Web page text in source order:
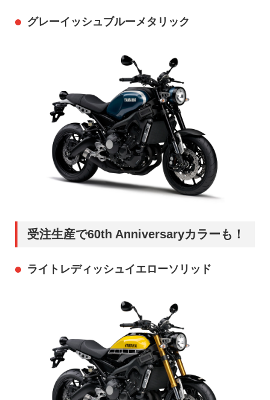
グレーイッシュブルーメタリック
受注生産で60th Anniversaryカラーも！
ライトレディッシュイエローソリッド